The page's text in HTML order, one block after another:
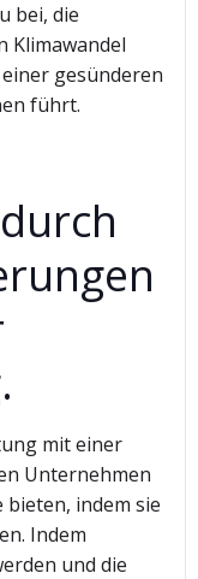
bei, die
Klimawandel
gesünderen
führt.
mit einer
Unternehmen
indem sie
Indem
und die